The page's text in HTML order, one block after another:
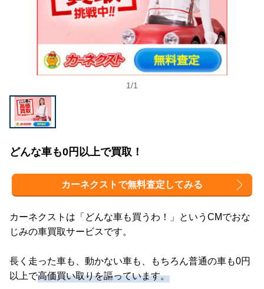
1/1
どんな車も0円以上で買取！
カーネクストで無料査定してみる
カーネクストは「どんな車も買うわ！」というCMでおな
じみの車買取サービスです。
長く走った車も、動かない車も、もちろん普通の車も0円
以上で高価買い取りを謳っています。